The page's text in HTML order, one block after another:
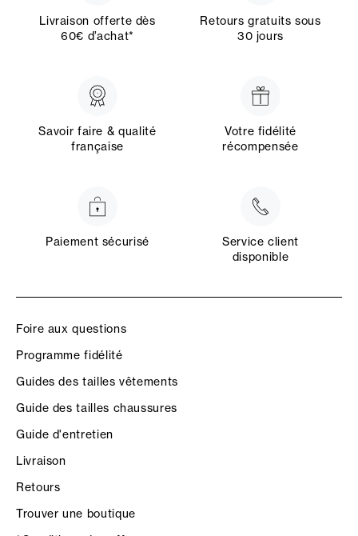
Livraison offerte dès
60€ d’achat*
Retours gratuits sous
30 jours
Savoir faire & qualité
française
Votre fidélité
récompensée
Paiement sécurisé
Service client
disponible
Foire aux questions
Programme fidélité
Guides des tailles vêtements
Guide des tailles chaussures
Guide d'entretien
Livraison
Retours
Trouver une boutique